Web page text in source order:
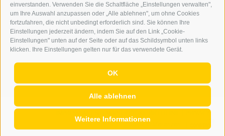
einverstanden. Verwenden Sie die Schaltfläche „Einstellungen verwalten",
um Ihre Auswahl anzupassen oder „Alle ablehnen", um ohne Cookies
fortzufahren, die nicht unbedingt erforderlich sind. Sie können Ihre
Einstellungen jederzeit ändern, indem Sie auf den Link „Cookie-
Einstellungen" unten auf der Seite oder auf das Schildsymbol unten links
klicken. Ihre Einstellungen gelten nur für das verwendete Gerät.
OK
Alle ablehnen
Weitere Informationen
KLEINANZEIGER
NÜTZLICHE LINKS
WETTER
WEBCAM
VIDEOS
TRAUER
|
Cookie Präferenzen